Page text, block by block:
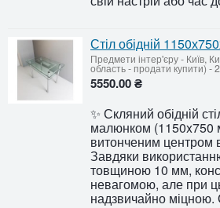
Стіл обідній
Предмети інтер'єру- Київ,
область - продати купити)-
5550.00 ₴
✨ Скляний обідній
малюнком (1150x750
витонченим центром
Завдяки
товщиною 10 мм,
невагомою, але при
надзвичайно міцною.